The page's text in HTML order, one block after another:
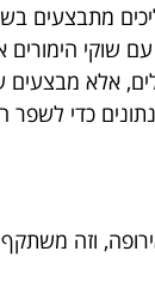
מתבצעים
שוקי הימורים
אלא מבצעים
כדי לשפר